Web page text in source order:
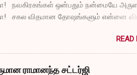
நவகிரகங்கள் ஒன்பதும் நன்மையே
சகல விதமான தோஷங்களும் என்னை
துக்கங்களிலிருந்து நிவாரணம்
என்னுடைய தாபங்கள் தீர்ந்து விட
பாவங்கள் என்னிடம் நெருங்காமல்
READ
ராமானந்த சட்டர்ஜி